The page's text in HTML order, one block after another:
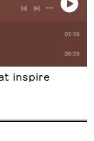
inspire